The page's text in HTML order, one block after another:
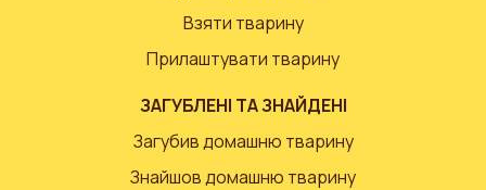
Взяти тварину
Прилаштувати тварину
ЗАГУБЛЕНІ ТА ЗНАЙДЕНІ
Загубив домашню тварину
Знайшов домашню тварину